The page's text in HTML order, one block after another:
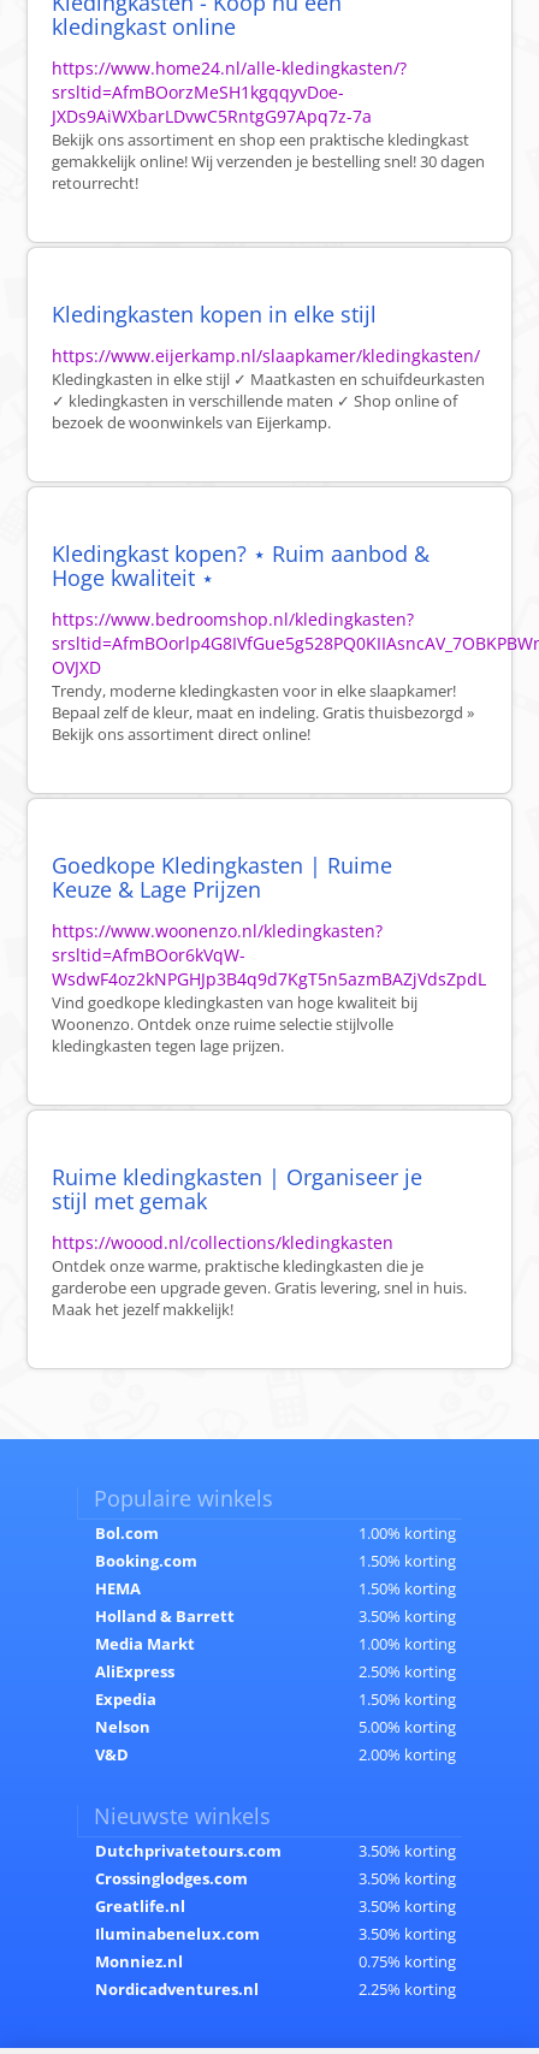
kledingkast online
https://www.home24.nl/alle-kledingkasten/?
srsltid=AfmBOorzMeSH1kgqqyvDoe-
JXDs9AiWXbarLDvwC5RntgG97Apq7z-7a
Bekijk ons assortiment en shop een praktische kledingkast
gemakkelijk online! Wij verzenden je bestelling snel! 30 dagen
retourrecht!
Kledingkasten kopen in elke stijl
https://www.eijerkamp.nl/slaapkamer/kledingkasten/
Kledingkasten in elke stijl ✓ Maatkasten en schuifdeurkasten
✓ kledingkasten in verschillende maten ✓ Shop online of
bezoek de woonwinkels van Eijerkamp.
Kledingkast kopen? ⋆ Ruim aanbod &
Hoge kwaliteit ⋆
https://www.bedroomshop.nl/kledingkasten?
OVJXD
Trendy, moderne kledingkasten voor in elke slaapkamer!
Bepaal zelf de kleur, maat en indeling. Gratis thuisbezorgd »
Bekijk ons assortiment direct online!
Goedkope Kledingkasten | Ruime
Keuze & Lage Prijzen
https://www.woonenzo.nl/kledingkasten?
srsltid=AfmBOor6kVqW-
WsdwF4oz2kNPGHJp3B4q9d7KgT5n5azmBAZjVdsZpdL
Vind goedkope kledingkasten van hoge kwaliteit bij
Woonenzo. Ontdek onze ruime selectie stijlvolle
kledingkasten tegen lage prijzen.
Ruime kledingkasten | Organiseer je
stijl met gemak
https://woood.nl/collections/kledingkasten
Ontdek onze warme, praktische kledingkasten die je
garderobe een upgrade geven. Gratis levering, snel in huis.
Maak het jezelf makkelijk!
Populaire winkels
Bol.com
1.00% korting
Booking.com
1.50% korting
HEMA
1.50% korting
Holland & Barrett
3.50% korting
Media Markt
1.00% korting
AliExpress
2.50% korting
Expedia
1.50% korting
Nelson
5.00% korting
V&D
2.00% korting
Nieuwste winkels
Dutchprivatetours.com
3.50% korting
Crossinglodges.com
3.50% korting
Greatlife.nl
3.50% korting
Iluminabenelux.com
3.50% korting
Monniez.nl
0.75% korting
Nordicadventures.nl
2.25% korting